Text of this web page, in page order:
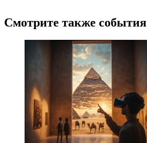
Смотрите также события